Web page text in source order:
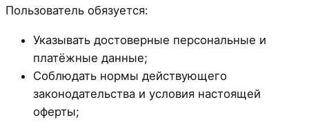
Пользователь обязуется:
Указывать достоверные персональные и
платёжные данные;
Соблюдать нормы действующего
законодательства и условия настоящей
оферты;